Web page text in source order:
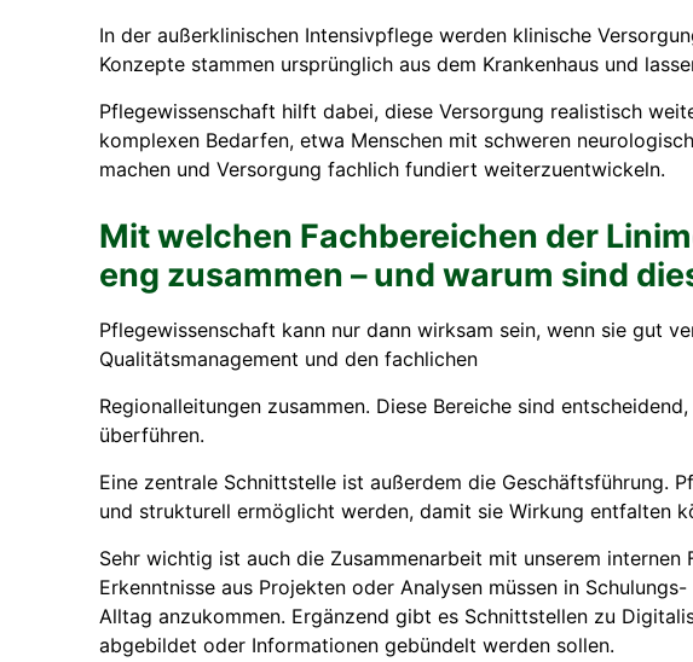
In der außerklinischen Intensivpflege werden klinische
Konzepte stammen ursprünglich aus dem Krankenhaus und
Pflegewissenschaft hilft dabei, diese Versorgung realistisch
komplexen Bedarfen, etwa Menschen mit schweren
machen und Versorgung fachlich fundiert weiterzuentwickeln.
Mit welchen Fachbereichen der
eng zusammen – und warum sind
Pflegewissenschaft kann nur dann wirksam sein, wenn sie gut
Qualitätsmanagement und den fachlichen
Regionalleitungen zusammen. Diese Bereiche sind
überführen.
Eine zentrale Schnittstelle ist außerdem die Geschäftsführung.
und strukturell ermöglicht werden, damit sie Wirkung entfalten
Sehr wichtig ist auch die Zusammenarbeit mit unserem
Erkenntnisse aus Projekten oder Analysen müssen in
Alltag anzukommen. Ergänzend gibt es Schnittstellen zu
abgebildet oder Informationen gebündelt werden sollen.